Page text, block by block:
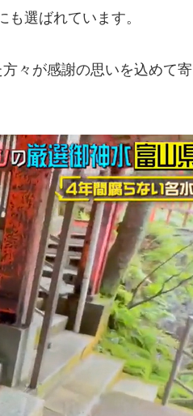
も選ばれています。
々が感謝の思いを込めて寄